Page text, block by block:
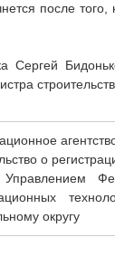
после
Сергей
о
округу